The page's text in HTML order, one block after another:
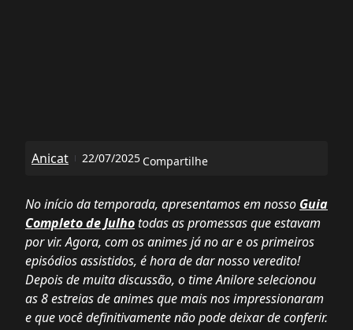
Anicat 22/07/2025 Compartilhe
No início da temporada, apresentamos em nosso Guia
Completo de Julhotodas as promessas que estavam
por vir. Agora, com os animes já no ar e os primeiros
episódios assistidos, é hora de dar nosso veredito!
Depois de muita discussão, o time Anilore selecionou
as 8 estreias de animes que mais nos impressionaram
e que você definitivamente não pode deixar de conferir.